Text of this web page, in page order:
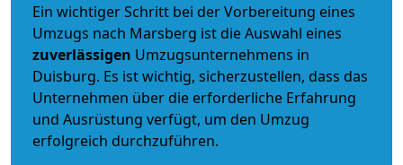
Ein wichtiger Schritt bei der Vorbereitung eines
Umzugs nach Marsberg ist die Auswahl eines
zuverlässigen Umzugsunternehmens in
Duisburg. Es ist wichtig, sicherzustellen, dass das
Unternehmen über die erforderliche Erfahrung
und Ausrüstung verfügt, um den Umzug
erfolgreich durchzuführen.